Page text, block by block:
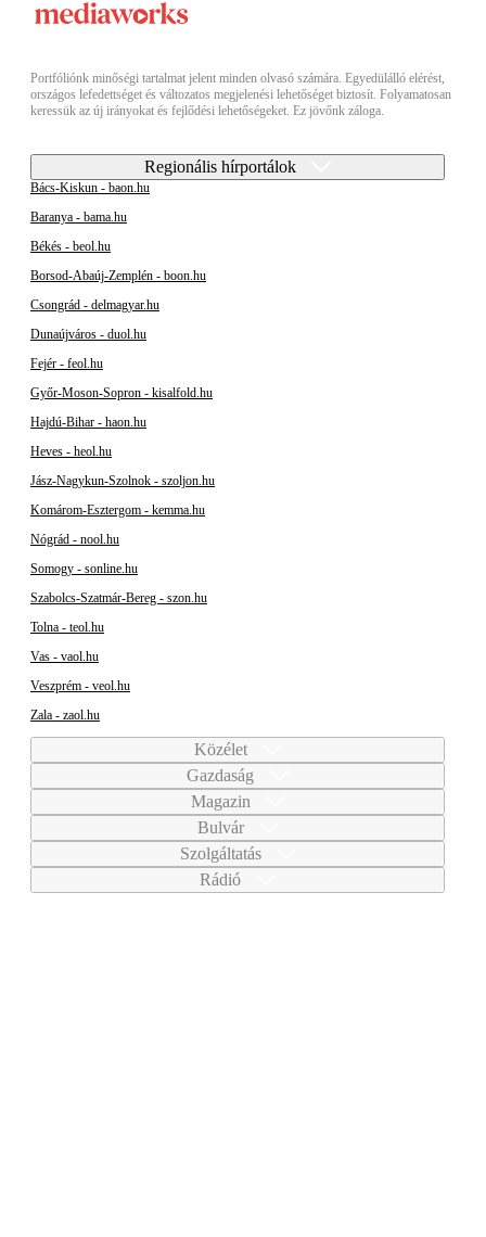
Portfóliónk minőségi tartalmat jelent minden olvasó számára. Egyedülálló elérést,
országos lefedettséget és változatos megjelenési lehetőséget biztosít. Folyamatosan
keressük az új irányokat és fejlődési lehetőségeket. Ez jövőnk záloga.
Regionális hírportálok
Bács-Kiskun - baon.hu
Baranya - bama.hu
Békés - beol.hu
Borsod-Abaúj-Zemplén - boon.hu
Csongrád - delmagyar.hu
Dunaújváros - duol.hu
Fejér - feol.hu
Győr-Moson-Sopron - kisalfold.hu
Hajdú-Bihar - haon.hu
Heves - heol.hu
Jász-Nagykun-Szolnok - szoljon.hu
Komárom-Esztergom - kemma.hu
Nógrád - nool.hu
Somogy - sonline.hu
Szabolcs-Szatmár-Bereg - szon.hu
Tolna - teol.hu
Vas - vaol.hu
Veszprém - veol.hu
Zala - zaol.hu
Közélet
Gazdaság
Magazin
Bulvár
Szolgáltatás
Rádió